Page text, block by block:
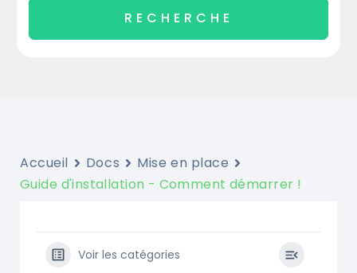
Accueil Docs
Mise en place
Guide d'installation - Comment démarrer !
Voir les catégories